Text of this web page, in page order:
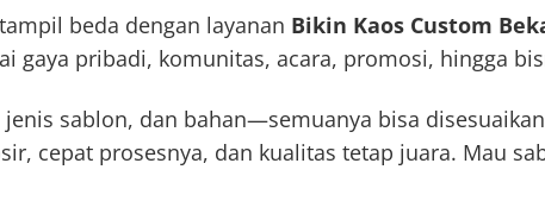
beda dengan layanan Bikin Kaos Custom
gaya pribadi, komunitas, acara, promosi, hingga
sablon, dan bahan—semuanya bisa
cepat prosesnya, dan kualitas tetap juara. Mau